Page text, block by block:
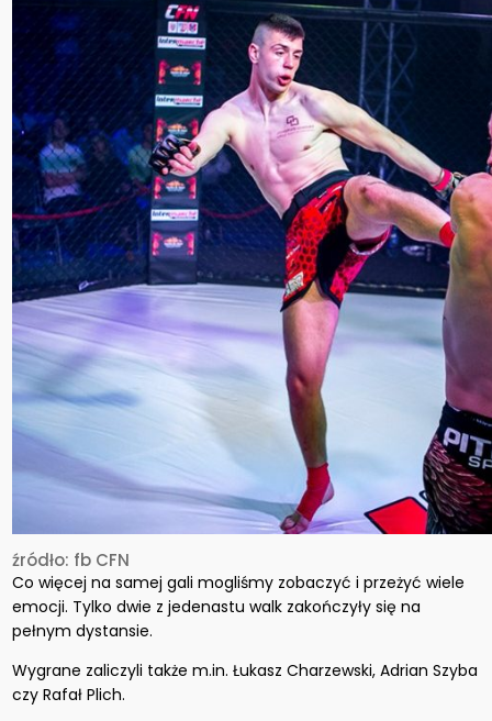
źródło: fb CFN
Co więcej na samej gali mogliśmy zobaczyć i przeżyć wiele
emocji. Tylko dwie z jedenastu walk zakończyły się na
pełnym dystansie.
Wygrane zaliczyli także m.in. Łukasz Charzewski, Adrian Szyba
czy Rafał Plich.